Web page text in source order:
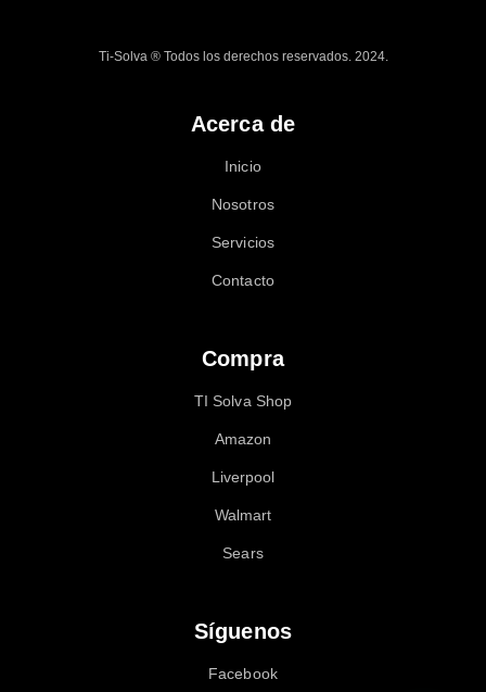
Ti-Solva ® Todos los derechos reservados. 2024.
Acerca de
Inicio
Nosotros
Servicios
Contacto
Compra
TI Solva Shop
Amazon
Liverpool
Walmart
Sears
Síguenos
Facebook